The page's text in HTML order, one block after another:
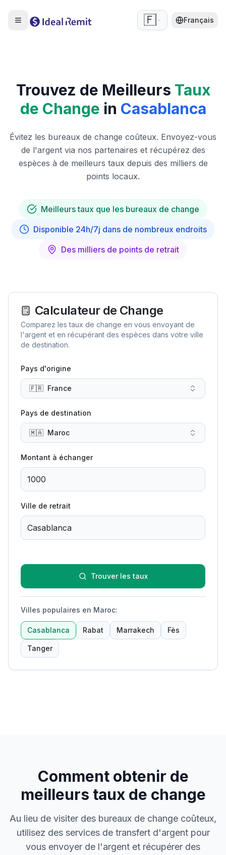
🇫🇷 Français
Trouvez de Meilleurs Taux
de Change in Casablanca
Évitez les bureaux de change coûteux. Envoyez-vous
de l'argent via nos partenaires et récupérez des
espèces à de meilleurs taux depuis des milliers de
points locaux.
Meilleurs taux que les bureaux de change
Disponible 24h/7j dans de nombreux endroits
Des milliers de points de retrait
Calculateur de Change
Comparez les taux de change en vous envoyant de
l'argent et en récupérant des espèces dans votre ville
de destination.
Pays d'origine
🇫🇷 France
Pays de destination
🇲🇦 Maroc
Montant à échanger
Ville de retrait
Trouver les taux
Villes populaires en Maroc:
Casablanca Rabat Marrakech Fès
Tanger
Comment obtenir de
meilleurs taux de change
Au lieu de visiter des bureaux de change coûteux,
utilisez des services de transfert d'argent pour
vous envoyer de l'argent et récupérer des